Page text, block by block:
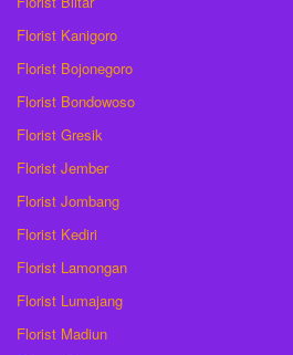
Florist Kanigoro
Florist Bojonegoro
Florist Bondowoso
Florist Gresik
Florist Jember
Florist Jombang
Florist Kediri
Florist Lamongan
Florist Lumajang
Florist Madiun